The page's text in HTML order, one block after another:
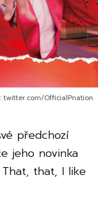
twitter.com/OfficialPnation
předchozí
jeho novinka
that, I like